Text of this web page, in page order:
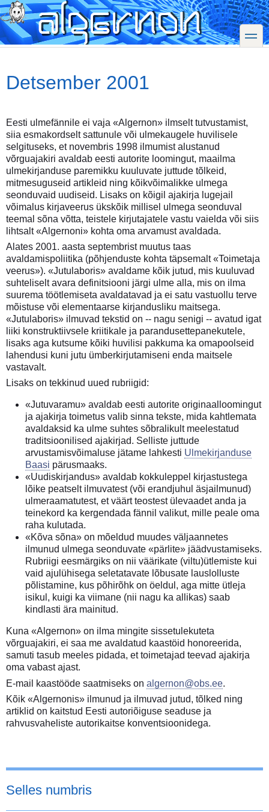
Skip
to
main
content
toggle
Detsember 2001
Eesti ulmefännile ei vaja «Algernon» ilmselt tutvustamist,
siia esmakordselt sattunule või ulmekaugele huvilisele
selgituseks, et novembris 1998 ilmumist alustanud
võrguajakiri avaldab eesti autorite loomingut, maailma
ulmekirjanduse paremikku kuuluvate juttude tõlkeid,
mitmesuguseid artikleid ning kõikvõimalikke ulmega
seonduvaid uudiseid. Lisaks on kõigil ajakirja lugejail
võimalus kirjaveerus ükskõik millisel ulmega seonduval
teemal sõna võtta, teistele kirjutajatele vastu vaielda või siis
lihtsalt «Algernoni» kohta oma arvamust avaldada.
Alates 2001. aasta septembrist muutus taas
avaldamispoliitika (põhjenduste kohta täpsemalt «Toimetaja
veerus»). «Jutulaboris» avaldame kõik jutud, mis kuuluvad
suhteliselt avara definitsiooni järgi ulme alla, mis on ilma
suurema töötlemiseta avaldatavad ja ei satu vastuollu terve
mõistuse või elementaarse kirjandusliku maitsega.
«Jutulaboris» ilmuvad tekstid on -- nagu senigi -- avatud igat
liiki konstruktiivsele kriitikale ja parandusettepanekutele,
lisaks aga kutsume kõiki huvilisi pakkuma ka omapoolseid
lahendusi kuni jutu ümberkirjutamiseni enda maitsele
vastavalt.
Lisaks on tekkinud uued rubriigid:
«Jutuvaramu» avaldab eesti autorite originaalloomingut
ja ajakirja toimetus valib sinna tekste, mida kahtlemata
avaldaksid ka ulme suhtes sõbralikult meelestatud
traditsioonilised ajakirjad. Selliste juttude
arvustamisvõimaluse jätame lahkesti Ulmekirjanduse
Baasi pärusmaaks.
«Uudiskirjandus» avaldab kokkuleppel kirjastustega
lõike peatselt ilmuvatest (või erandjuhul äsjailmunud)
ulmeraamatutest, et väärt teostest ülevaadet anda ja
teinekord ka kergendada fännil valikut, mille peale oma
raha kulutada.
«Kõva sõna» on mõeldud muudes väljaannetes
ilmunud ulmega seonduvate «pärlite» jäädvustamiseks.
Rubriigi eesmärgiks on nii väärikate (viltu)ütlemiste kui
vaid ajulühisega seletatavate lõbusate lauslolluste
põlistamine, kus põhirõhk on öeldul, aga mitte ütleja
isikul, kuigi ka viimane (nii nagu ka allikas) saab
kindlasti ära mainitud.
Kuna «Algernon» on ilma mingite sissetulekuteta
võrguajakiri, ei saa me avaldatud kaastöid honoreerida,
samuti tasub meeles pidada, et toimetajad teevad ajakirja
oma vabast ajast.
E-mail kaastööde saatmiseks on algernon@obs.ee.
Kõik «Algernonis» ilmunud ja ilmuvad jutud, tõlked ning
artiklid on kaitstud Eesti autoriõiguse seaduse ja
rahvusvaheliste autorikaitse konventsioonidega.
Selles numbris